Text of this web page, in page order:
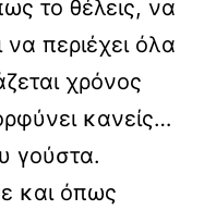
το θέλεις, να
να περιέχει όλα
χρόνος
κανείς…
γούστα.
και όπως